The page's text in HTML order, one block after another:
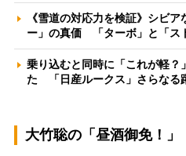
《雪道の対応力を検証》シビ
ー」の真価 「ターボ」と「ス
乗り込むと同時に「これが軽？
た 「日産ルークス」さらなる
大竹聡の「昼酒御免！」